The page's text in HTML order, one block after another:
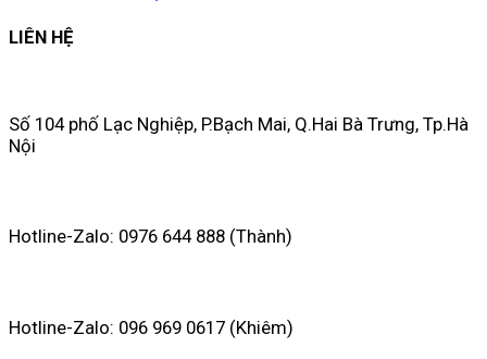
LIÊN HỆ
Số 104 phố Lạc Nghiệp, P.Bạch Mai, Q.Hai Bà Trưng, Tp.Hà
Nội
Hotline-Zalo: 0976 644 888 (Thành)
Hotline-Zalo: 096 969 0617 (Khiêm)